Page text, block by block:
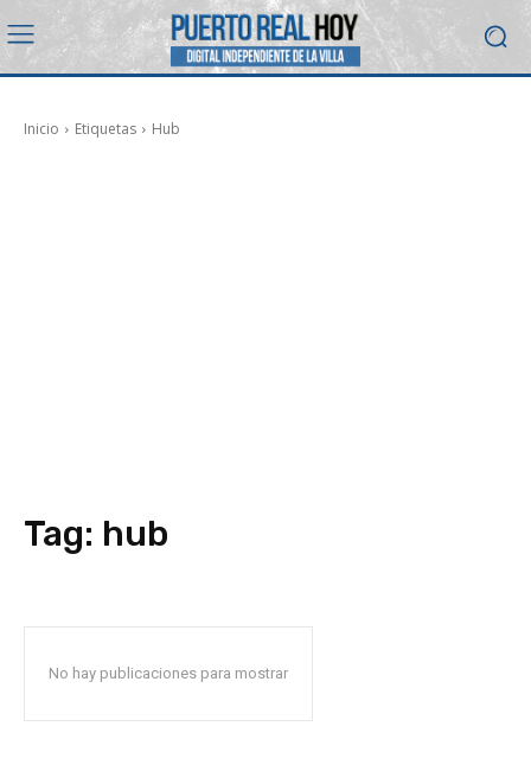
Inicio Etiquetas Hub
Tag: hub
No hay publicaciones para mostrar